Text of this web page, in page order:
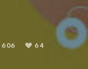
606 64